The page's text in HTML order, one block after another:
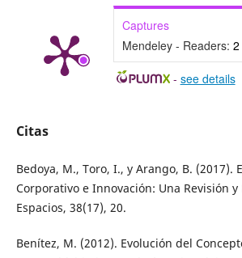
Captures
Mendeley - Readers: 2
- see details
Citas
Bedoya, M., Toro, I., y Arango, B. (2017).
Corporativo e Innovación: Una Revisión y
Espacios, 38(17), 20.
Benítez, M. (2012). Evolución del